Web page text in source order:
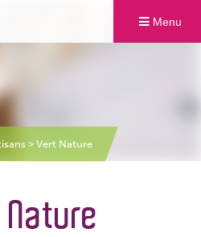
Menu
> Vert Nature